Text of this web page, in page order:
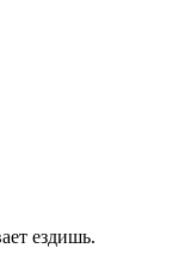
ездишь.